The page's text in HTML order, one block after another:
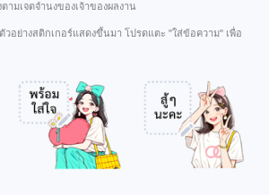
ามเจตจำนงของเจ้าของผลงาน
วอย่างสติกเกอร์แสดงขึ้นมา โปรดแตะ "ใส่ข้อความ" เพื่อ